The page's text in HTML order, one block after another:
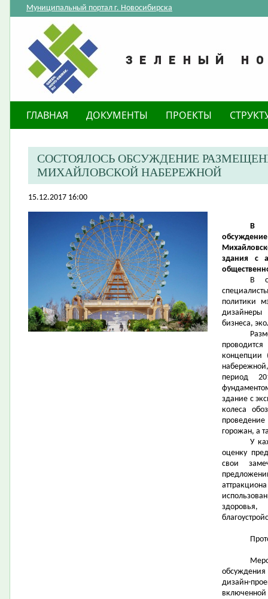
Муниципальный портал г. Новосибирска
ГЛАВНАЯ ДОКУМЕНТЫ ПРОЕКТЫ
СОСТОЯЛОСЬ ОБСУЖДЕНИЕ
МИХАЙЛОВСКОЙ НАБЕРЕЖНОЙ
15.12.2017 16:00
В
здания с
В
политики
дизайнеры
бизнеса,
концепции
период
здание с
колеса
горожан, а
У
оценку
свои
дизайн-